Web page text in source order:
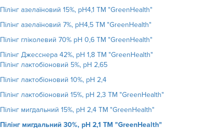
Пілінг азелаїновий 15%, рН4,1 ТМ "GreenHealth"
Пілінг азелаїновий 7%, рН4,5 ТМ "GreenHealth"
Пілінг гліколевий 70% рН 0,6 ТМ "GreenHealth"
Пілінг Джесснера 42%, рН 1,8 ТМ "GreenHealth"
Пілінг лактобіоновий 5%, рН 2,65
Пілінг лактобіоновий 10%, рН 2,4
Пілінг лактобіоновий 15%, рН 2,3 ТМ "GreenHealth"
Пілінг мигдальний 15%, рН 2,4 ТМ "GreenHealth"
Пілінг мигдальний 30%, рН 2,1 ТМ "GreenHealth"